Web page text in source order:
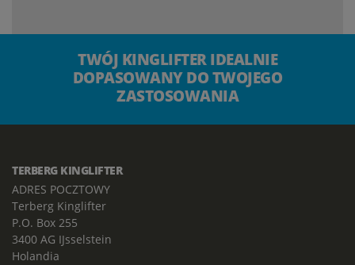
TWÓJ KINGLIFTER IDEALNIE
DOPASOWANY DO TWOJEGO
ZASTOSOWANIA
TERBERG KINGLIFTER
ADRES POCZTOWY
Terberg Kinglifter
P.O. Box 255
3400 AG IJsselstein
Holandia